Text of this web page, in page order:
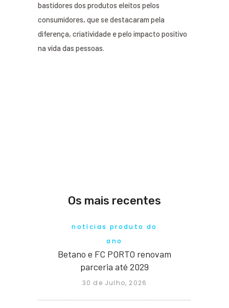
bastidores dos produtos eleitos pelos
consumidores, que se destacaram pela
diferença, criatividade e pelo impacto positivo
na vida das pessoas.
Os mais recentes
notícias produto do
ano
Betano e FC PORTO renovam
parceria até 2029
30 de Julho, 2026